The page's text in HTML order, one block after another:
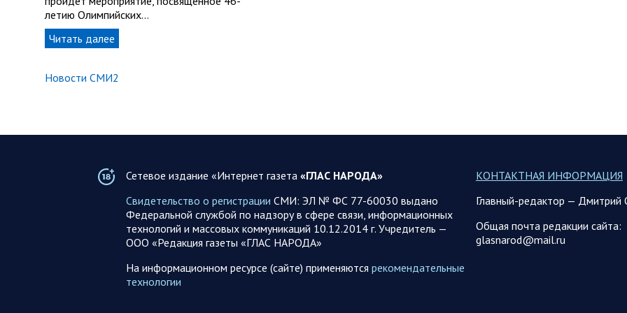
летию Олимпийских…
Читать далее
Новости СМИ2
Сетевое издание «Интернет газета «ГЛАС НАРОДА»
Свидетельство о регистрации СМИ: ЭЛ № ФС 77-60030 выдано
Федеральной службой по надзору в сфере связи, информационных
технологий и массовых коммуникаций 10.12.2014 г. Учредитель —
ООО «Редакция газеты «ГЛАС НАРОДА»
На информационном ресурсе (сайте) применяются рекомендательные
технологии
КОНТАКТНАЯ ИНФОРМАЦИЯ
Главный-редактор — Дмитрий
Общая почта редакции сайта:
glasnarod@mail.ru